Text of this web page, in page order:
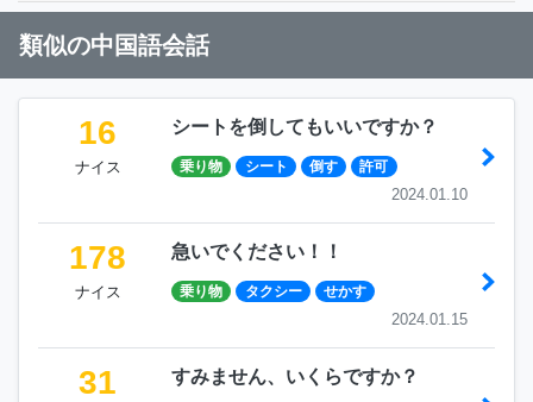
類似の中国語会話
16
ナイス
シートを倒してもいいですか？
乗り物 シート 倒す 許可
2024.01.10
178
ナイス
急いでください！！
乗り物 タクシー せかす
2024.01.15
31 すみません、いくらですか？